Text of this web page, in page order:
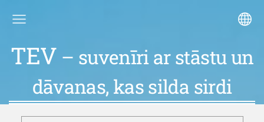
TEV – suvenīri ar stāstu un
dāvanas, kas silda sirdi